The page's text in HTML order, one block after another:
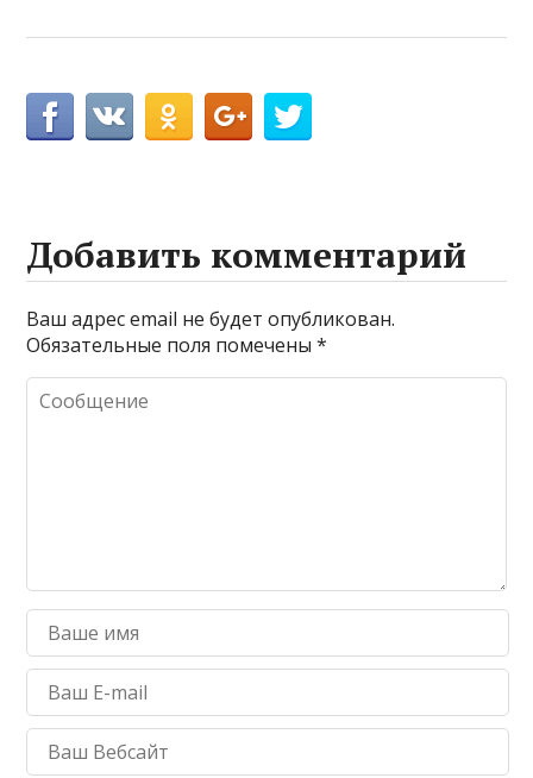
Добавить комментарий
Ваш адрес email не будет опубликован.
Обязательные поля помечены*